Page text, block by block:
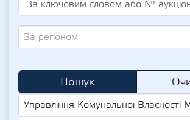
За регіоном
Пошук
Управління Комунальної Власності Міста Виконкому Криворізької Міської Ради